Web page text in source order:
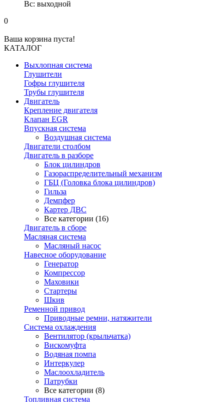
Вс: выходной
0
Ваша корзина пуста!
КАТАЛОГ
Выхлопная система
Глушители
Гофры глушителя
Трубы глушителя
Двигатель
Крепление двигателя
Клапан EGR
Впускная система
Воздушная система
Двигатели столбом
Двигатель в разборе
Блок цилиндров
Газораспределительный механизм
ГБЦ (Головка блока цилиндров)
Гильза
Демпфер
Картер ДВС
Все категории (16)
Двигатель в сборе
Масляная система
Масляный насос
Навесное оборудование
Генератор
Компрессор
Маховики
Стартеры
Шкив
Ременной привод
Приводные ремни, натяжители
Система охлаждения
Вентилятор (крыльчатка)
Вискомуфта
Водяная помпа
Интеркулер
Маслоохладитель
Патрубки
Все категории (8)
Топливная система